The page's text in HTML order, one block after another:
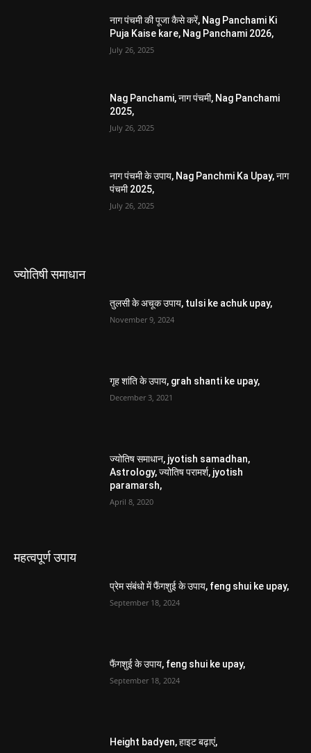
नाग पंचमी की पूजा कैसे करें, Nag Panchami Ki
Puja Kaise kare, Nag Panchami 2026,
July 26, 2025
Nag Panchami, नाग पंचमी, Nag Panchami
2025,
July 26, 2025
नाग पंचमी के उपाय, Nag Panchmi Ka Upay, नाग
पंचमी 2025,
July 26, 2025
ज्योतिषी समाधान
तुलसी के अचूक उपाय, tulsi ke achuk upay,
November 9, 2024
गृह शांति के उपाय, grah shanti ke upay,
December 3, 2021
ज्योतिष समाधान, jyotish samadhan,
Astrology, ज्योतिष परामर्श, jyotish
paramarsh,
April 8, 2020
महत्वपूर्ण उपाय
प्रेम संबंधो में फैंगशुई के उपाय, feng shui ke upay,
September 18, 2024
फैंगशुई के उपाय, feng shui ke upay,
September 18, 2024
Height badyen, हाइट बढ़ाएं,